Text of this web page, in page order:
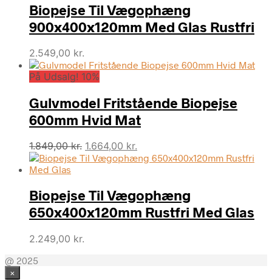
Biopejse Til Vægophæng
900x400x120mm Med Glas Rustfri
2.549,00 kr.
På Udsalg! 10%
Gulvmodel Fritstående Biopejse
600mm Hvid Mat
1.849,00kr. Den
oprindelige
1.849,00 kr..
1.664,00 kr.
aktuelle
1.664,00 kr..
Biopejse Til Vægophæng
650x400x120mm Rustfri Med Glas
2.249,00 kr.
@ 2025
×